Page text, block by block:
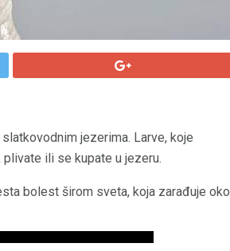
jezerima. Larve, koje
ili se kupate u jezeru.
bolest širom sveta, koja zarađuje oko